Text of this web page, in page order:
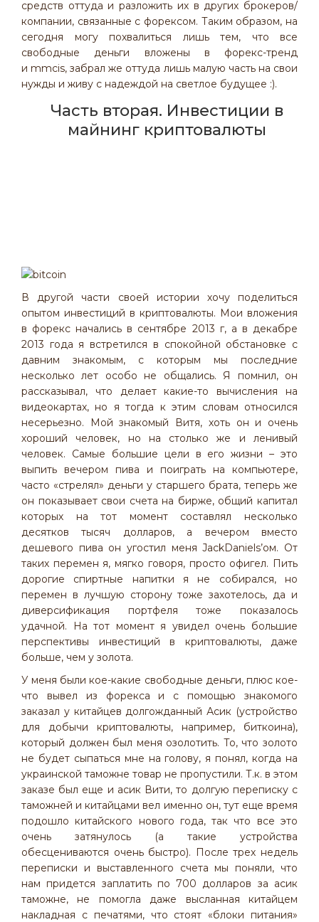
средств оттуда и разложить их в других брокеров/
компании, связанные с форексом. Таким образом, на
сегодня могу похвалиться лишь тем, что все
свободные деньги вложены в форекс-тренд
и mmcis, забрал же оттуда лишь малую часть на свои
нужды и живу с надеждой на светлое будущее :).
Часть вторая. Инвестиции в
майнинг криптовалюты
В другой части своей истории хочу поделиться
опытом инвестиций в криптовалюты. Мои вложения
в форекс начались в сентябре 2013 г, а в декабре
2013 года я встретился в спокойной обстановке с
давним знакомым, с которым мы последние
несколько лет особо не общались. Я помнил, он
рассказывал, что делает какие-то вычисления на
видеокартах, но я тогда к этим словам относился
несерьезно. Мой знакомый Витя, хоть он и очень
хороший человек, но на столько же и ленивый
человек. Самые большие цели в его жизни – это
выпить вечером пива и поиграть на компьютере,
часто «стрелял» деньги у старшего брата, теперь же
он показывает свои счета на бирже, общий капитал
которых на тот момент составлял несколько
десятков тысяч долларов, а вечером вместо
дешевого пива он угостил меня JackDaniels’ом. От
таких перемен я, мягко говоря, просто офигел. Пить
дорогие спиртные напитки я не собирался, но
перемен в лучшую сторону тоже захотелось, да и
диверсификация портфеля тоже показалось
удачной. На тот момент я увидел очень большие
перспективы инвестиций в криптовалюты, даже
больше, чем у золота.
У меня были кое-какие свободные деньги, плюс кое-
что вывел из форекса и с помощью знакомого
заказал у китайцев долгожданный Асик (устройство
для добычи криптовалюты, например, биткоина),
который должен был меня озолотить. То, что золото
не будет сыпаться мне на голову, я понял, когда на
украинской таможне товар не пропустили. Т.к. в этом
заказе был еще и асик Вити, то долгую переписку с
таможней и китайцами вел именно он, тут еще время
подошло китайского нового года, так что все это
очень затянулось (а такие устройства
обесцениваются очень быстро). После трех недель
переписки и выставленного счета мы поняли, что
нам придется заплатить по 700 долларов за асик
таможне, не помогла даже высланная китайцем
накладная с печатями, что стоят «блоки питания»